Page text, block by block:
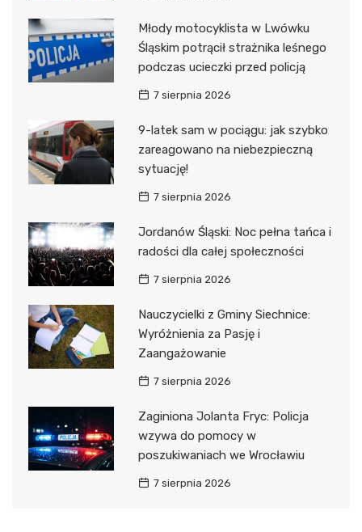
Młody motocyklista w Lwówku
Śląskim potrącił strażnika leśnego
podczas ucieczki przed policją
7 sierpnia 2026
9-latek sam w pociągu: jak szybko
zareagowano na niebezpieczną
sytuację!
7 sierpnia 2026
Jordanów Śląski: Noc pełna tańca i
radości dla całej społeczności
7 sierpnia 2026
Nauczycielki z Gminy Siechnice:
Wyróżnienia za Pasję i
Zaangażowanie
7 sierpnia 2026
Zaginiona Jolanta Fryc: Policja
wzywa do pomocy w
poszukiwaniach we Wrocławiu
7 sierpnia 2026